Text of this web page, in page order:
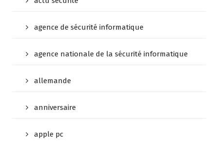
agence de sécurité informatique
agence nationale de la sécurité informatique
allemande
anniversaire
apple pc